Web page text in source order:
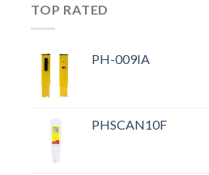
TOP RATED
PH-009IA
PHSCAN10F